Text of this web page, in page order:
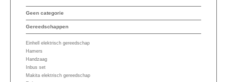
Geen categorie
Gereedschappen
Einhell elektrisch gereedschap
Hamers
Handzaag
Inbus set
Makita elektrisch gereedschap